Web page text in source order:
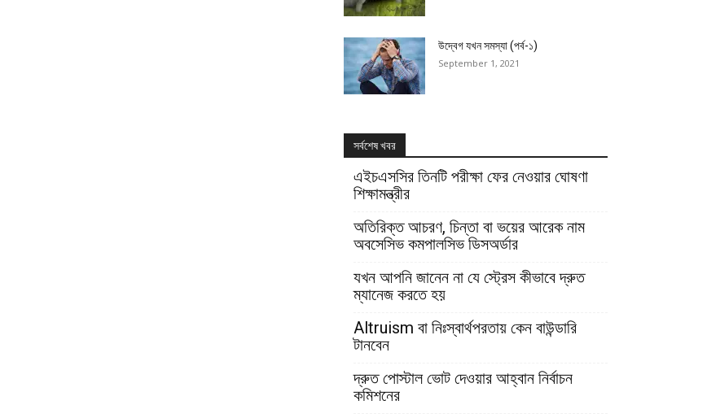
উদ্বেগ যখন সমস্যা (পর্ব-১)
September 1, 2021
সর্বশেষ খবর
এইচএসসির তিনটি পরীক্ষা ফের নেওয়ার ঘোষণা
শিক্ষামন্ত্রীর
অতিরিক্ত আচরণ, চিন্তা বা ভয়ের আরেক নাম
অবসেসিভ কমপালসিভ ডিসঅর্ডার
যখন আপনি জানেন না যে স্ট্রেস কীভাবে দ্রুত
ম্যানেজ করতে হয়
Altruism বা নিঃস্বার্থপরতায় কেন বাউন্ডারি
টানবেন
দ্রুত পোস্টাল ভোট দেওয়ার আহ্বান নির্বাচন
কমিশনের